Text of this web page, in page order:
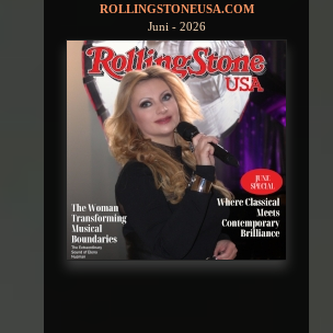
ROLLINGSTONEUSA.COM
Juni - 2026